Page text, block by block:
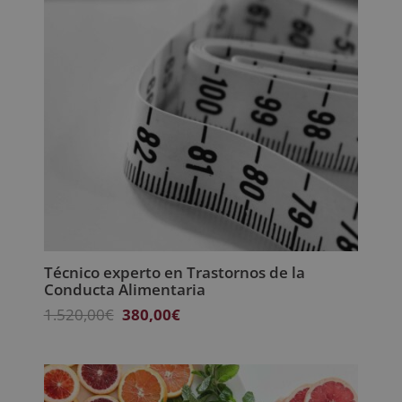
Técnico experto en Trastornos de la
Conducta Alimentaria
1.520,00€ El
era:
1.520,00€.
380,00€El
es:
380,00€.